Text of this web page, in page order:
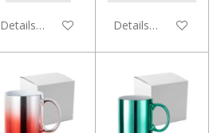
Details anzeigen Details anzeigen